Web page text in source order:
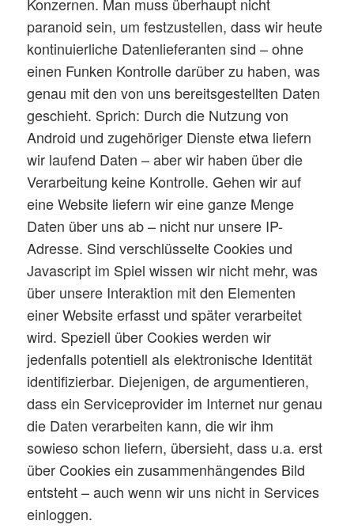
Konzernen. Man muss überhaupt nicht
paranoid sein, um festzustellen, dass wir heute
kontinuierliche Datenlieferanten sind – ohne
einen Funken Kontrolle darüber zu haben, was
genau mit den von uns bereitsgestellten Daten
geschieht. Sprich: Durch die Nutzung von
Android und zugehöriger Dienste etwa liefern
wir laufend Daten – aber wir haben über die
Verarbeitung keine Kontrolle. Gehen wir auf
eine Website liefern wir eine ganze Menge
Daten über uns ab – nicht nur unsere IP-
Adresse. Sind verschlüsselte Cookies und
Javascript im Spiel wissen wir nicht mehr, was
über unsere Interaktion mit den Elementen
einer Website erfasst und später verarbeitet
wird. Speziell über Cookies werden wir
jedenfalls potentiell als elektronische Identität
identifizierbar. Diejenigen, de argumentieren,
dass ein Serviceprovider im Internet nur genau
die Daten verarbeiten kann, die wir ihm
sowieso schon liefern, übersieht, dass u.a. erst
über Cookies ein zusammenhängendes Bild
entsteht – auch wenn wir uns nicht in Services
einloggen.